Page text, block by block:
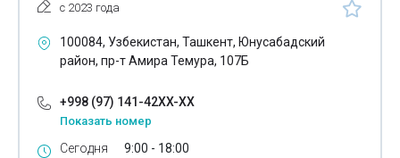
с 2023 года
100084, Узбекистан, Ташкент, Юнусабадский
район, пр-т Амира Темура, 107Б
+998 (97) 141-42XX-XX
Показать номер
Сегодня
9:00 - 18:00